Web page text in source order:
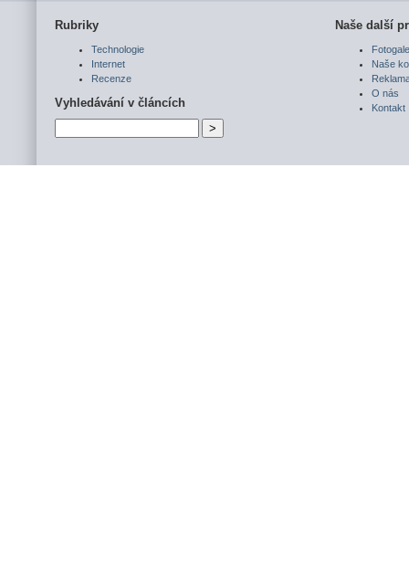
Rubriky
Technologie
Internet
Recenze
Vyhledávání v článcích
Naše další
Naše
O nás
Kontakt